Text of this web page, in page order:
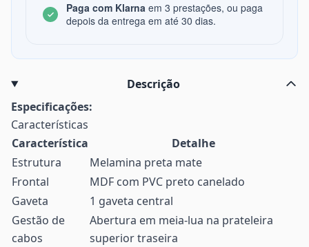
Paga com Klarna em 3 prestações, ou paga
depois da entrega em até 30 dias.
Descrição
Especificações:
Características
Característica
Detalhe
Estrutura
Melamina preta mate
Frontal
MDF com PVC preto canelado
Gaveta
1 gaveta central
Gestão de
cabos
Abertura em meia-lua na prateleira
superior traseira